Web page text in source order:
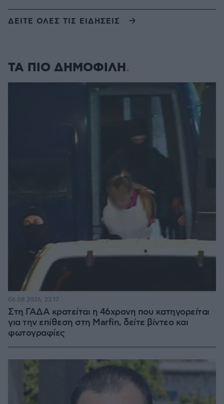
ΔΕΙΤΕ ΟΛΕΣ ΤΙΣ ΕΙΔΗΣΕΙΣ
ΤΑ ΠΙΟ ΔΗΜΟΦΙΛΗ
Στη ΓΑΔΑ κρατείται η 46χρονη που κατηγορείται
για την επίθεση στη Marfin, δείτε βίντεο και
φωτογραφίες
06.08.2026, 23:17